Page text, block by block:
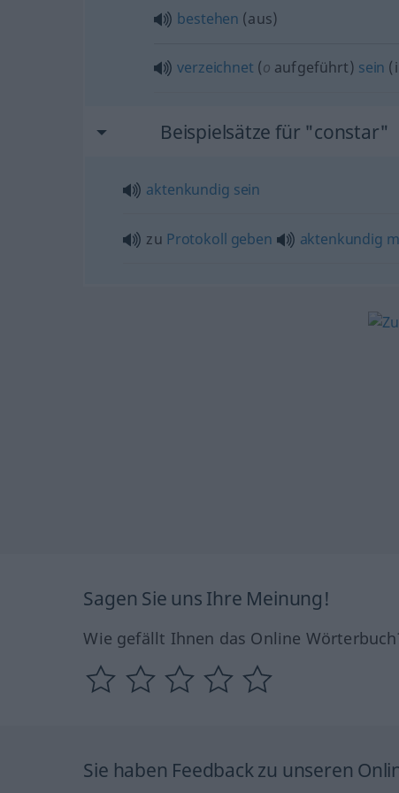
bestehen (aus)
verzeichnet (o aufgeführt) sein (
Beispielsätze für "constar"
aktenkundig sein
zu Protokoll geben aktenkundig
Sagen Sie uns Ihre Meinung!
Wie gefällt Ihnen das Online
Sie haben Feedback zu unseren